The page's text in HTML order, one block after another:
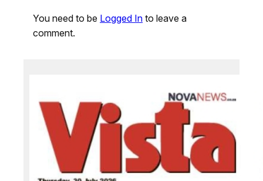
You need to be Logged In to leave a
comment.